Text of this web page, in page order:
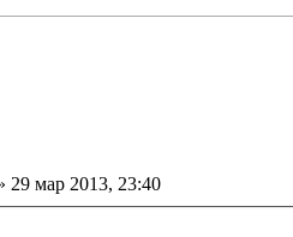
29 мар 2013, 23:40